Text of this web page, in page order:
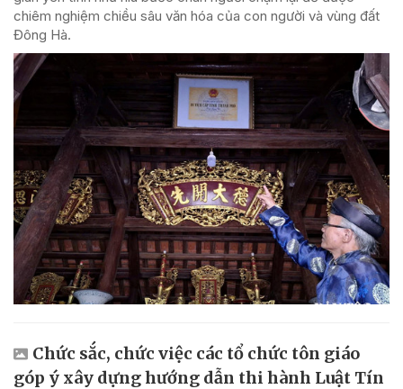
chiêm nghiệm chiều sâu văn hóa của con người và vùng đất
Đông Hà.
Chức sắc, chức việc các tổ chức tôn giáo
góp ý xây dựng hướng dẫn thi hành Luật Tín